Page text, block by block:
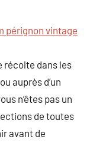
pérignon vintage
récolte dans les
auprès d’un
n’êtes pas un
de toutes
avant de